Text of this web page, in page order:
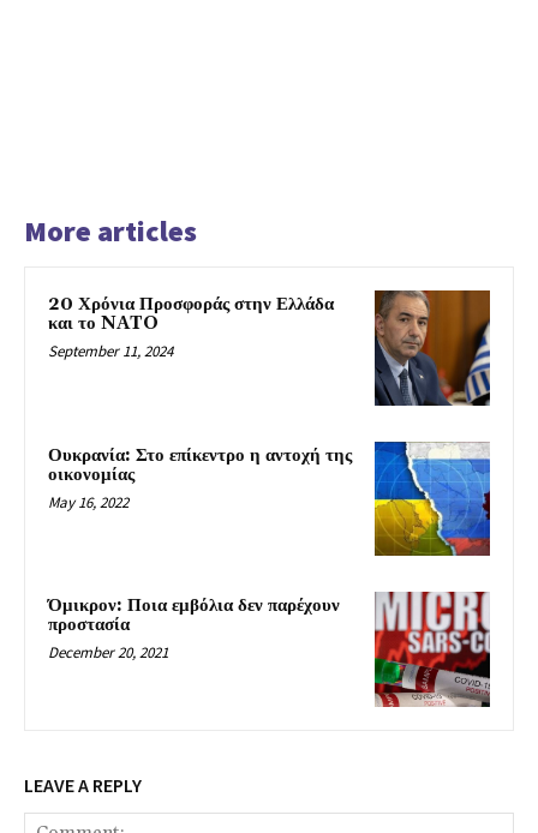
More articles
20 Χρόνια Προσφοράς στην Ελλάδα
και το NATO
September 11, 2024
Ουκρανία: Στο επίκεντρο η αντοχή της
οικονομίας
May 16, 2022
Όμικρον: Ποια εμβόλια δεν παρέχουν
προστασία
December 20, 2021
LEAVE A REPLY